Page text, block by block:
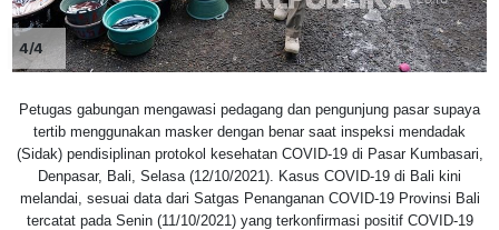
4/4
Petugas gabungan mengawasi pedagang dan pengunjung pasar supaya
tertib menggunakan masker dengan benar saat inspeksi mendadak
(Sidak) pendisiplinan protokol kesehatan COVID-19 di Pasar Kumbasari,
Denpasar, Bali, Selasa (12/10/2021). Kasus COVID-19 di Bali kini
melandai, sesuai data dari Satgas Penanganan COVID-19 Provinsi Bali
tercatat pada Senin (11/10/2021) yang terkonfirmasi positif COVID-19